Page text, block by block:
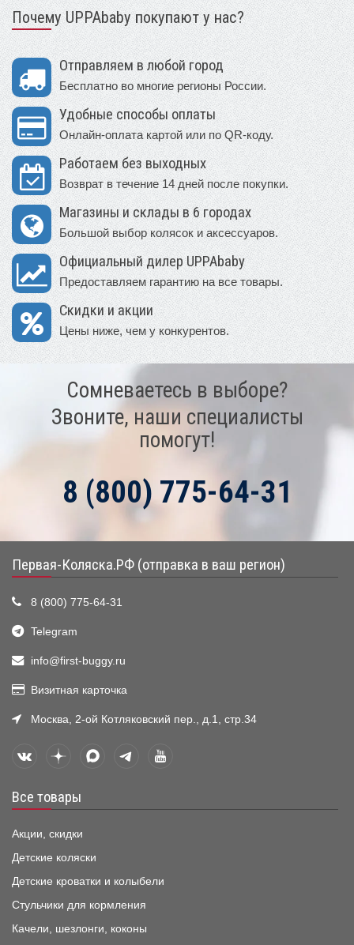
Почему UPPAbaby покупают у нас?
Отправляем в любой город
Бесплатно во многие регионы России.
Удобные способы оплаты
Онлайн-оплата картой или по QR-коду.
Работаем без выходных
Возврат в течение 14 дней после покупки.
Магазины и склады в 6 городах
Большой выбор колясок и аксессуаров.
Официальный дилер UPPAbaby
Предоставляем гарантию на все товары.
Скидки и акции
Цены ниже, чем у конкурентов.
Сомневаетесь в выборе?
Звоните, наши специалисты
помогут!
8 (800) 775-64-31
Первая-Коляска.РФ (отправка в ваш регион)
8 (800) 775-64-31
Telegram
info@first-buggy.ru
Визитная карточка
Москва, 2-ой Котляковский пер., д.1, стр.34
Все товары
Акции, скидки
Детские коляски
Детские кроватки и колыбели
Стульчики для кормления
Качели, шезлонги, коконы